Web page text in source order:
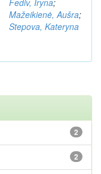
Fediv, Iryna;
Mažeikienė, Aušra;
Stepova, Kateryna
2
2